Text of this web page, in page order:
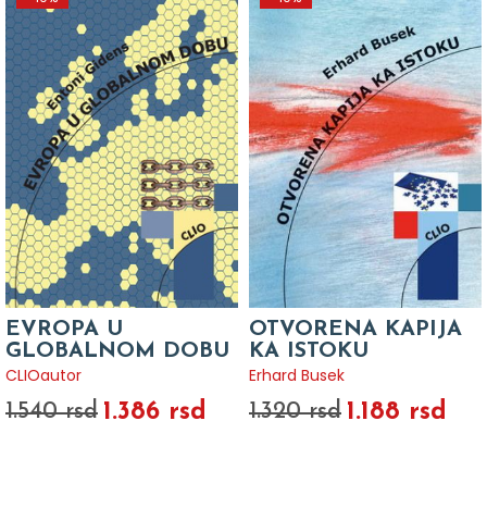
EVROPA U
GLOBALNOM DOBU
CLIOautor
1.540 rsd 1.386 rsd
OTVORENA KAPIJA
KA ISTOKU
Erhard Busek
1.320 rsd 1.188 rsd